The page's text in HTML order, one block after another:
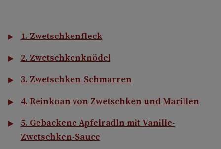
1. Zwetschkenfleck
2. Zwetschkenknödel
3. Zwetschken-Schmarren
4. Reinkoan von Zwetschken und Marillen
5. Gebackene Apfelradln mit Vanille-
Zwetschken-Sauce